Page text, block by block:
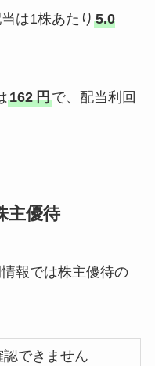
は1株あたり 5.0
162 円で、配当利回
主優待
報では株主優待の
認できません